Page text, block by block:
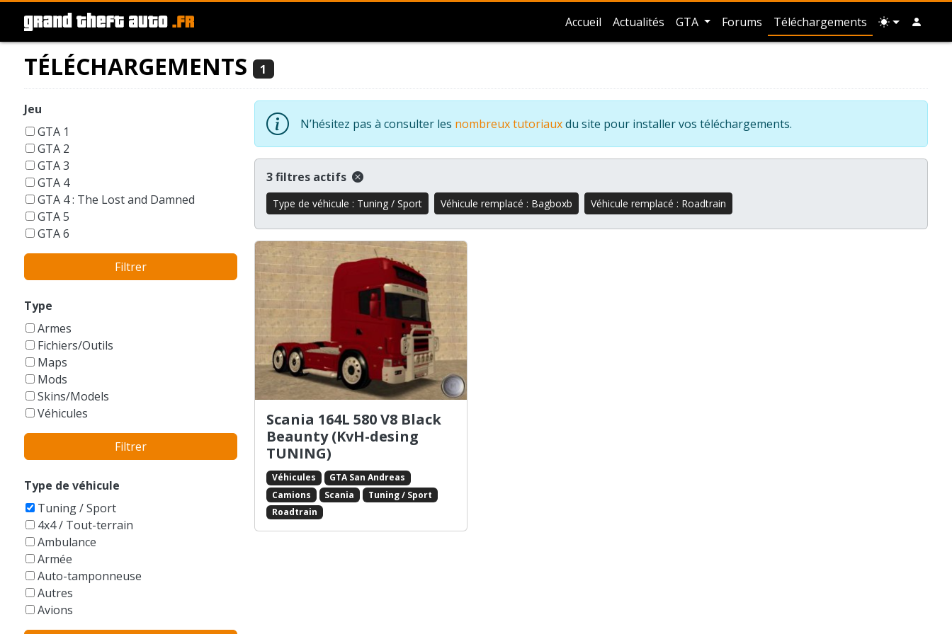
Accueil Actualités GTA Forums Téléchargements
TÉLÉCHARGEMENTS 1
Jeu
GTA 1
GTA 2
GTA 3
GTA 4
GTA 4 : The Lost and Damned
GTA 5
GTA 6
GTA Liberty City Stories
GTA London 1969
GTA San Andreas
GTA Vice City
Filtrer
Type
Armes
Fichiers/Outils
Maps
Mods
Skins/Models
Véhicules
Filtrer
Type de véhicule
Tuning / Sport
4x4 / Tout-terrain
Ambulance
Armée
Auto-tamponneuse
Autres
Avions
Balayeuse
N’hésitez pas à consulter les nombreux tutoriauxdu site pour installer vos téléchargements.
3 filtres actifs
Type de véhicule : Tuning / Sport Véhicule remplacé : Bagboxb Véhicule remplacé : Roadtrain
Scania 164L 580 V8 Black
Beaunty (KvH-desing
TUNING)
Véhicules
GTA San Andreas
Camions
Scania
Tuning / Sport
Roadtrain